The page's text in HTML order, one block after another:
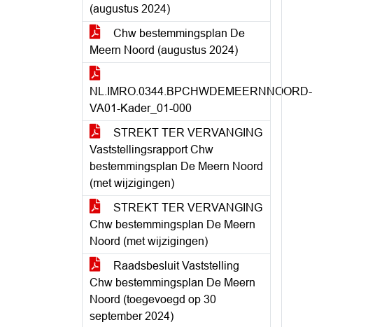
(augustus 2024)
Chw bestemmingsplan De
Meern Noord (augustus 2024)
NL.IMRO.0344.BPCHWDEMEERNNOORD-
VA01-Kader_01-000
STREKT TER VERVANGING
Vaststellingsrapport Chw
bestemmingsplan De Meern Noord
(met wijzigingen)
STREKT TER VERVANGING
Chw bestemmingsplan De Meern
Noord (met wijzigingen)
Raadsbesluit Vaststelling
Chw bestemmingsplan De Meern
Noord (toegevoegd op 30
september 2024)